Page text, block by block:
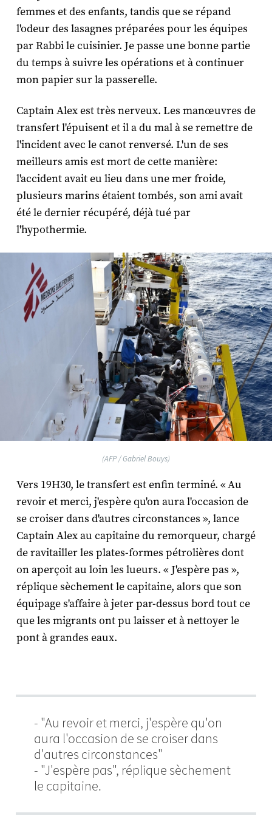
femmes et des enfants, tandis que se répand
l'odeur des lasagnes préparées pour les équipes
par Rabbi le cuisinier. Je passe une bonne partie
du temps à suivre les opérations et à continuer
mon papier sur la passerelle.
Captain Alexest très nerveux. Les manœuvres de
transfert l'épuisent et il a du mal à se remettre de
l'incident avec le canot renversé. L'un de ses
meilleurs amis est mort de cette manière:
l'accident avait eu lieu dans une mer froide,
plusieurs marins étaient tombés, son ami avait
été le dernier récupéré, déjà tué par
l'hypothermie.
(AFP / Gabriel Bouys)
Vers 19H30, le transfert est enfin terminé. « Au
revoir et merci, j'espère qu'on aura l'occasion de
se croiser dans d'autres circonstances », lance
Captain Alexau capitaine du remorqueur, chargé
de ravitailler les plates-formes pétrolières dont
on aperçoit au loin les lueurs. « J'espère pas »,
réplique sèchement le capitaine, alors que son
équipage s'affaire à jeter par-dessus bord tout ce
que les migrants ont pu laisser et à nettoyer le
pont à grandes eaux.
- "Au revoir et merci, j'espère qu'on
aura l'occasion de se croiser dans
d'autres circonstances"
- "J'espère pas", réplique sèchement
le capitaine.